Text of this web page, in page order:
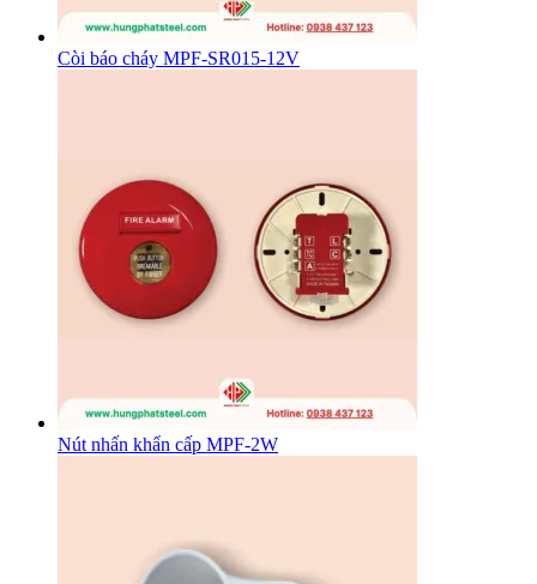
Còi báo cháy MPF-SR015-12V
Nút nhấn khẩn cấp MPF-2W